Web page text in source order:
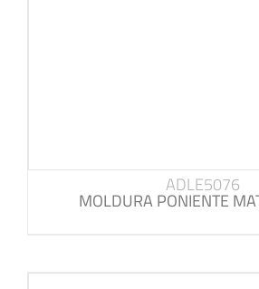
ADLE5076
MOLDURA PONIENTE